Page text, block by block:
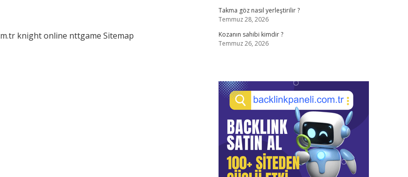
knight online nttgame Sitemap
Takma göz nasıl yerleştirilir ?
Temmuz 28, 2026
Kozanın sahibi kimdir ?
Temmuz 26, 2026